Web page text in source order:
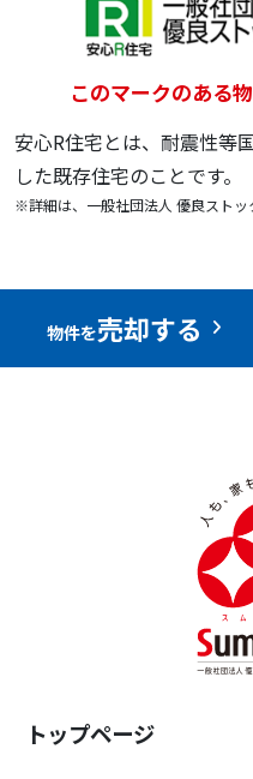
このマークのある
安心R住宅とは、耐震性等
した既存住宅のことです。
※詳細は、一般社団法人 優良ストッ
物件を売却する
トップページ